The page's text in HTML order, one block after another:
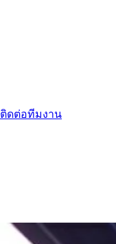
ติดต่อทีมงาน